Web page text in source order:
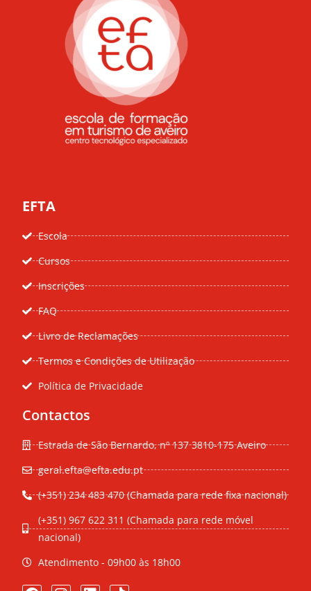
EFTA
Escola
Cursos
Inscrições
FAQ
Livro de Reclamações
Termos e Condições de Utilização
Política de Privacidade
Contactos
Estrada de São Bernardo, nº 137 3810-175 Aveiro
geral.efta@efta.edu.pt
(+351) 234 483 470 (Chamada para rede fixa nacional)
(+351) 967 622 311 (Chamada para rede móvel
nacional)
Atendimento - 09h00 às 18h00